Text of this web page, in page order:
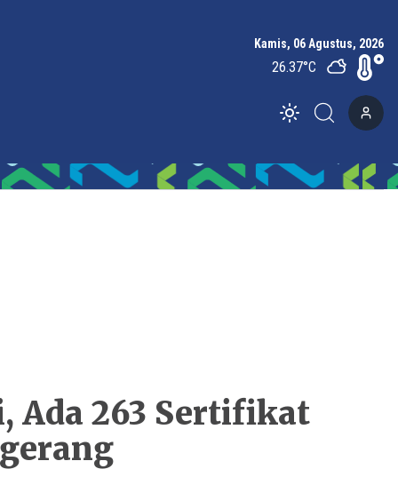
Kamis, 06 Agustus, 2026
26.37°C
Toggle theme
Ada 263 Sertifikat